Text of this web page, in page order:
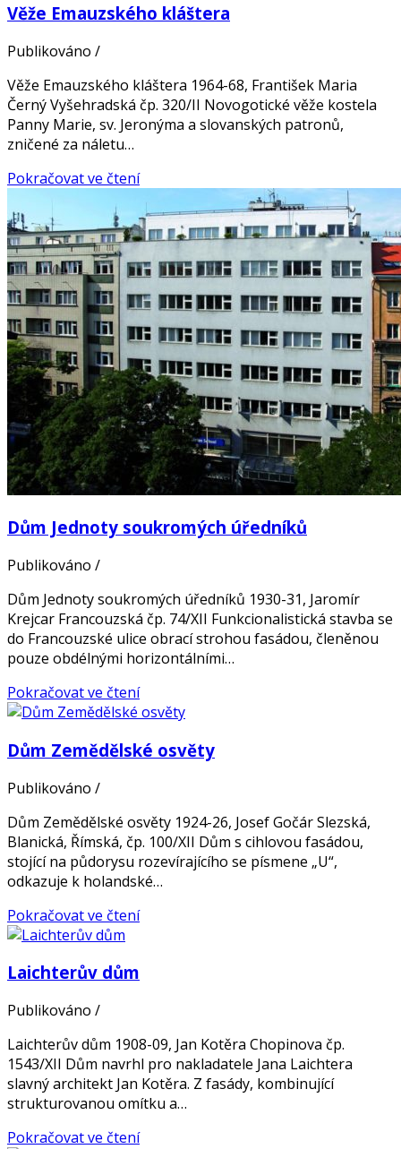
Věže Emauzského kláštera
Publikováno /
Věže Emauzského kláštera 1964-68, František Maria
Černý Vyšehradská čp. 320/II Novogotické věže kostela
Panny Marie, sv. Jeronýma a slovanských patronů,
zničené za náletu…
Pokračovat ve čtení
Dům Jednoty soukromých úředníků
Publikováno /
Dům Jednoty soukromých úředníků 1930-31, Jaromír
Krejcar Francouzská čp. 74/XII Funkcionalistická stavba se
do Francouzské ulice obrací strohou fasádou, členěnou
pouze obdélnými horizontálními…
Pokračovat ve čtení
Dům Zemědělské osvěty
Publikováno /
Dům Zemědělské osvěty 1924-26, Josef Gočár Slezská,
Blanická, Římská, čp. 100/XII Dům s cihlovou fasádou,
stojící na půdorysu rozevírajícího se písmene „U“,
odkazuje k holandské…
Pokračovat ve čtení
Laichterův dům
Publikováno /
Laichterův dům 1908-09, Jan Kotěra Chopinova čp.
1543/XII Dům navrhl pro nakladatele Jana Laichtera
slavný architekt Jan Kotěra. Z fasády, kombinující
strukturovanou omítku a…
Pokračovat ve čtení